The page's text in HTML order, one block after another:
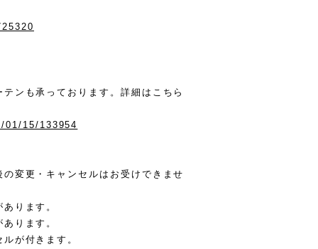
ンも承っております。詳細はこちら
15/133954
変更・キャンセルはお受けできませ
ります。
ります。
が付きます。